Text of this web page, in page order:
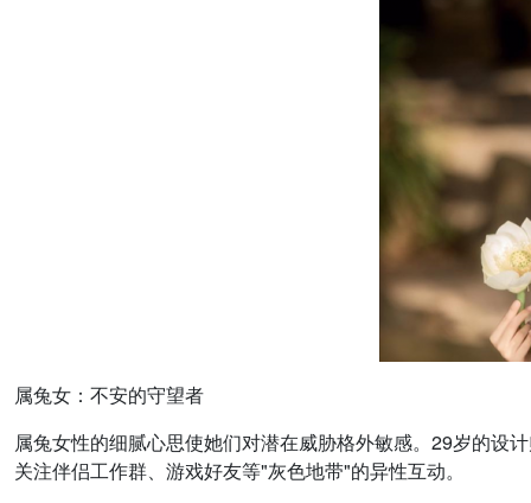
属兔女：不安的守望者
属兔女性的细腻心思使她们对潜在威胁格外敏感。29岁的设
关注伴侣工作群、游戏好友等"灰色地带"的异性互动。